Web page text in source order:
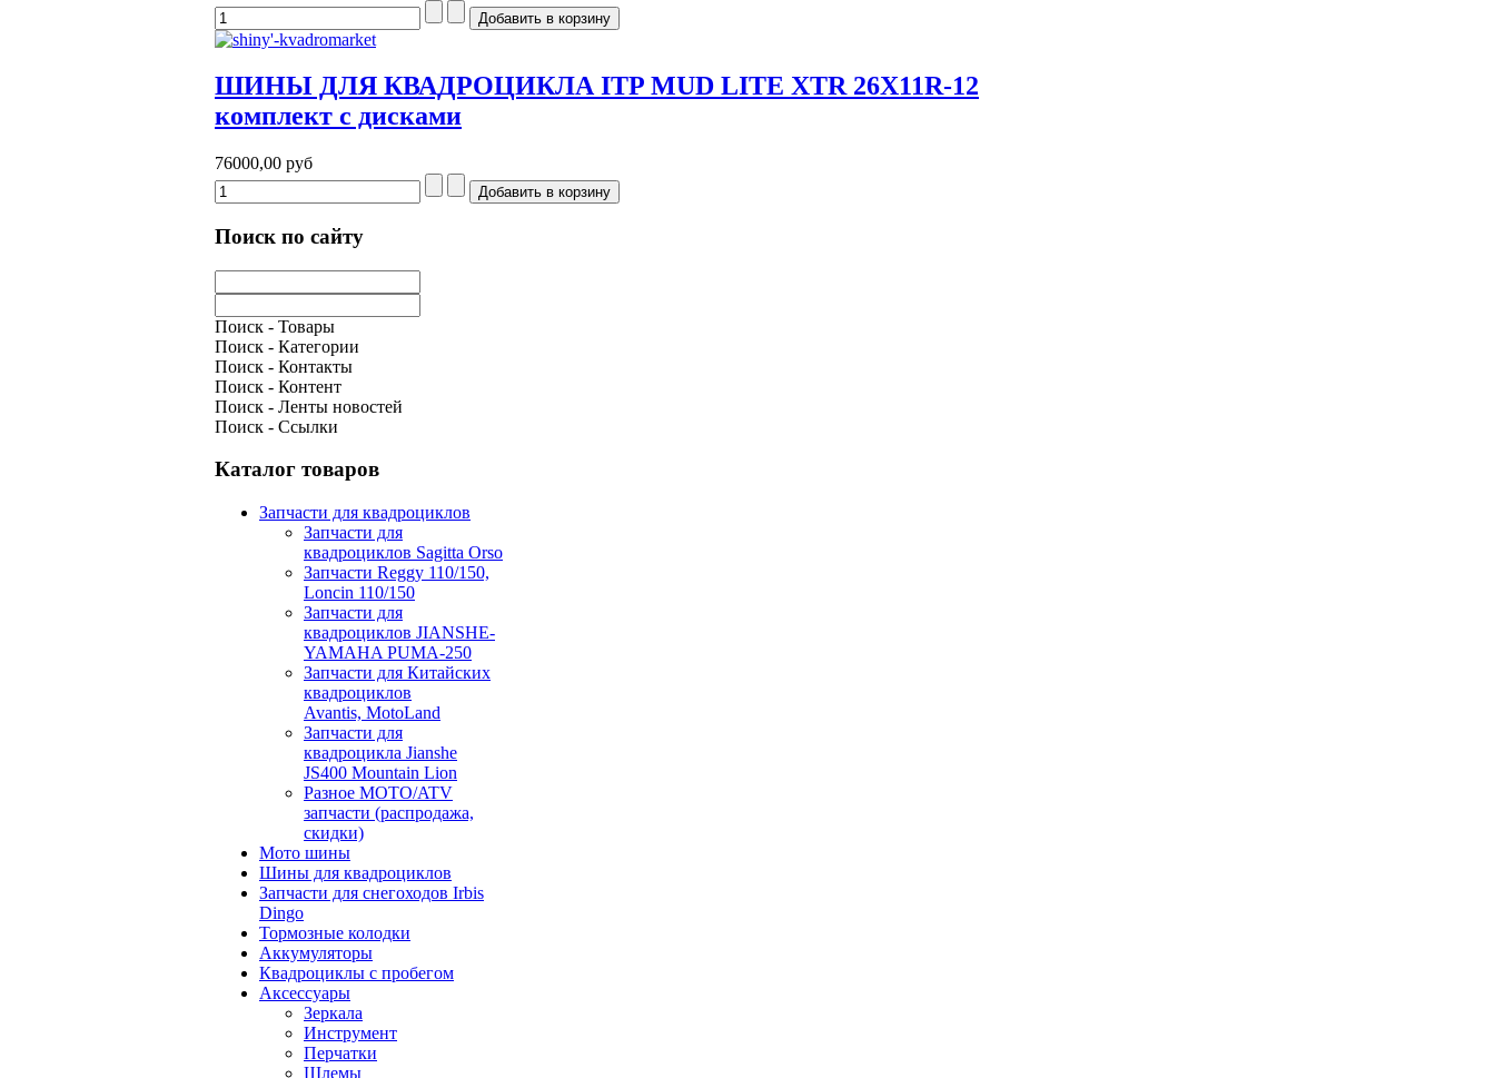
ШИНЫ ДЛЯ КВАДРОЦИКЛА ITP MUD LITE XTR 26X11R-12
комплект с дисками
76000,00 руб
Поиск по сайту
Поиск - Товары
Поиск - Категории
Поиск - Контакты
Поиск - Контент
Поиск - Ленты новостей
Поиск - Ссылки
Каталог товаров
Запчасти для квадроциклов
Запчасти для
квадроциклов Sagitta Orso
Запчасти Reggy 110/150,
Loncin 110/150
Запчасти для
квадроциклов JIANSHE-
YAMAHA PUMA-250
Запчасти для Китайских
квадроциклов
Avantis, MotoLand
Запчасти для
квадроцикла Jianshe
JS400 Mountain Lion
Разное МОТО/ATV
запчасти (распродажа,
скидки)
Мото шины
Шины для квадроциклов
Запчасти для снегоходов Irbis
Dingo
Тормозные колодки
Аккумуляторы
Квадроциклы с пробегом
Аксессуары
Зеркала
Инструмент
Перчатки
Шлемы